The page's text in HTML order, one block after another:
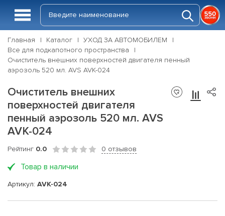
Главная Каталог
УХОД ЗА АВТОМОБИЛЕМ
Все для подкапотного пространства
Очиститель внешних поверхностей двигателя пенный
аэрозоль 520 мл. AVS AVK-024
Очиститель внешних
поверхностей двигателя
пенный аэрозоль 520 мл. AVS
AVK-024
Рейтинг 0.0 0 отзывов
Товар в наличии
Артикул: AVK-024